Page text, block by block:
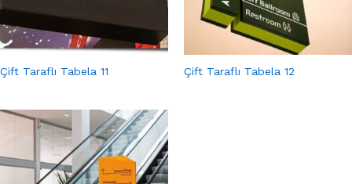
Çift Taraflı Tabela 11 Çift Taraflı Tabela 12